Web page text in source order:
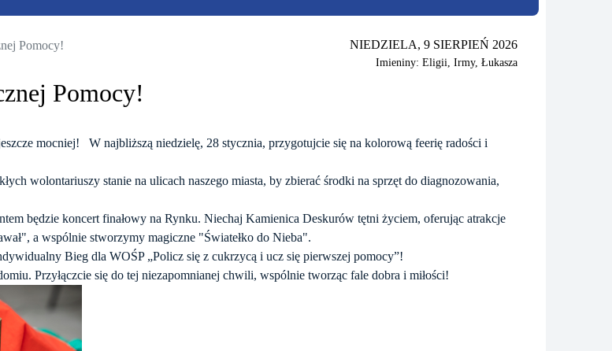
NIEDZIELA, 9 SIERPIEŃ 2026
Imieniny: Eligii, Irmy, Łukasza
Pomocy!
Pomocy!
mocniej! W najbliższą niedzielę, 28 stycznia, przygotujcie się na kolorową feerię radości i
wolontariuszy stanie na ulicach naszego miasta, by zbierać środki na sprzęt do diagnozowania,
będzie koncert finałowy na Rynku. Niechaj Kamienica Deskurów tętni życiem, oferując atrakcje
a wspólnie stworzymy magiczne "Światełko do Nieba".
Bieg dla WOŚP „Policz się z cukrzycą i ucz się pierwszej pomocy”!
Przyłączcie się do tej niezapomnianej chwili, wspólnie tworząc fale dobra i miłości!